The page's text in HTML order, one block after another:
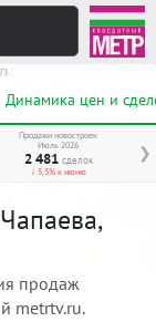
Динамика цен и
❯
Продажи новостроек
Июль 2026
2 481 сделок
↓ 5,3% к июню
продаж
metrtv.ru.